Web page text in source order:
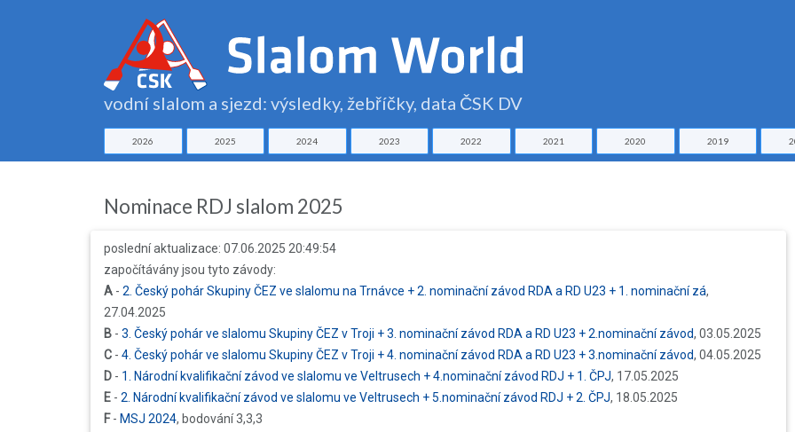
vodní slalom a sjezd: výsledky, žebříčky, data ČSK DV
2026 2025 2024 2023 2022 2021 2020 2019
Nominace RDJ slalom 2025
poslední aktualizace: 07.06.2025 20:49:54
započítávány jsou tyto závody:
A - 2. Český pohár Skupiny ČEZ ve slalomu na Trnávce + 2. nominační závod RDA a RD U23 + 1. nominační zá,
27.04.2025
B - 3. Český pohár ve slalomu Skupiny ČEZ v Troji + 3. nominační závod RDA a RD U23 + 2.nominační závod, 03.05.2025
C - 4. Český pohár ve slalomu Skupiny ČEZ v Troji + 4. nominační závod RDA a RD U23 + 3.nominační závod, 04.05.2025
D - 1. Národní kvalifikační závod ve slalomu ve Veltrusech + 4.nominační závod RDJ + 1. ČPJ, 17.05.2025
E - 2. Národní kvalifikační závod ve slalomu ve Veltrusech + 5.nominační závod RDJ + 2. ČPJ, 18.05.2025
F- MSJ 2024, bodování 3,3,3